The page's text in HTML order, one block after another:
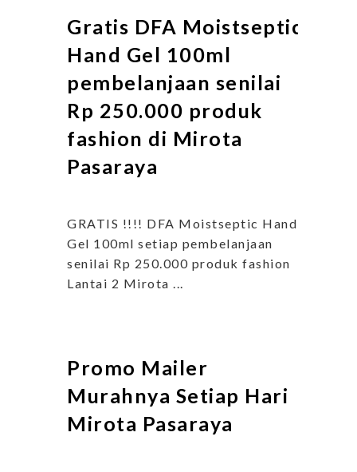
Gratis DFA Moistseptic
Hand Gel 100ml
pembelanjaan senilai
Rp 250.000 produk
fashion di Mirota
Pasaraya
GRATIS !!!! DFA Moistseptic Hand
Gel 100ml setiap pembelanjaan
senilai Rp 250.000 produk fashion
Lantai 2 Mirota ...
Promo Mailer
Murahnya Setiap Hari
Mirota Pasaraya